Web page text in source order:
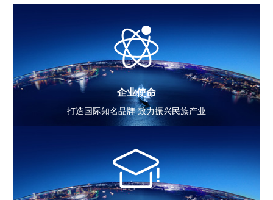
企业使命
打造国际知名品牌 致力振兴民族产业